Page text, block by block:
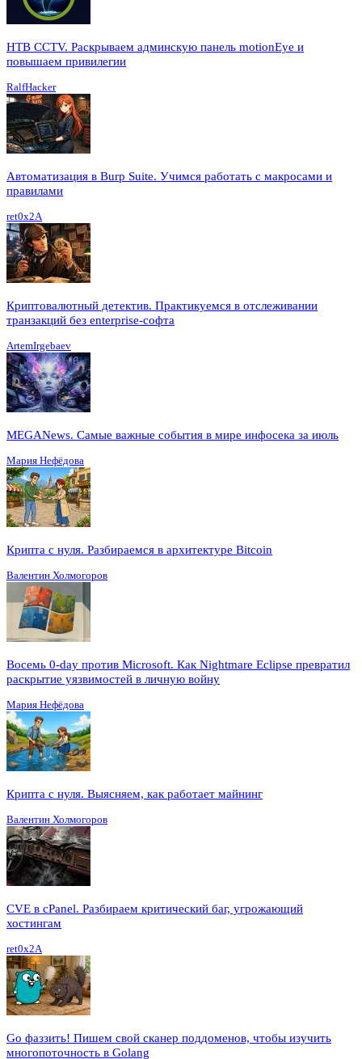
HTB CCTV. Раскрываем админскую панель motionEye и
повышаем привилегии
RalfHacker
Автоматизация в Burp Suite. Учимся работать с макросами и
правилами
ret0x2A
Криптовалютный детектив. Практикуемся в отслеживании
транзакций без enterprise-софта
ArtemIrgebaev
MEGANews. Cамые важные события в мире инфосека за июль
Мария Нефёдова
Крипта с нуля. Разбираемся в архитектуре Bitcoin
Валентин Холмогоров
Восемь 0-day против Microsoft. Как Nightmare Eclipse превратил
раскрытие уязвимостей в личную войну
Мария Нефёдова
Крипта с нуля. Выясняем, как работает майнинг
Валентин Холмогоров
CVE в cPanel. Разбираем критический баг, угрожающий
хостингам
ret0x2A
Go фаззить! Пишем свой сканер поддоменов, чтобы изучить
многопоточность в Golang